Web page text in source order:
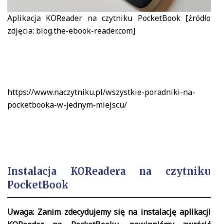
Aplikacja KOReader na czytniku PocketBook [źródło
zdjęcia: blog.the-ebook-reader.com]
https://www.naczytniku.pl/wszystkie-poradniki-na-
pocketbooka-w-jednym-miejscu/
Instalacja KOReadera na czytniku
PocketBook
Uwaga: Zanim zdecydujemy się na instalację aplikacji